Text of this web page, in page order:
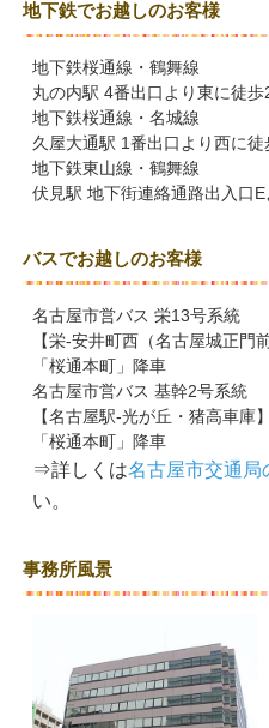
地下鉄でお越しのお客様
地下鉄桜通線・鶴舞線
丸の内駅 4番出口より東に徒歩
地下鉄桜通線・名城線
久屋大通駅 1番出口より西に徒
地下鉄東山線・鶴舞線
伏見駅 地下街連絡通路出入口
バスでお越しのお客様
名古屋市営バス 栄13号系統
【栄-安井町西（名古屋城正門
「桜通本町」降車
名古屋市営バス 基幹2号系統
【名古屋駅-光が丘・猪高車庫】
「桜通本町」降車
⇒詳しくは名古屋市交通局
い。
事務所風景